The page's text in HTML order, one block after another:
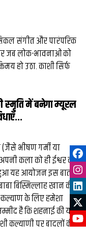
संगीत और पारंपरिक
जब लोक-भावनाओं को
हो उठा. ​काशी सिर्फ
स्‍मृति में बनेगा म्‍यूरल
भीषण गर्मी या
कला को ही ईश्वर की
यह आयोजन इस बात
बिस्मिल्लाह खान की
कल्याण के लिए हमेशा
है कि शहनाई की यह
कल्याणी पर बादलों की